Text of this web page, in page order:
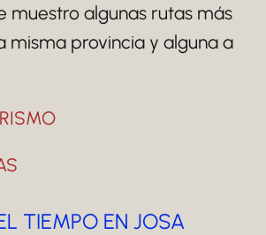
muestro algunas rutas más
misma provincia y alguna a
TIEMPO EN JOSA